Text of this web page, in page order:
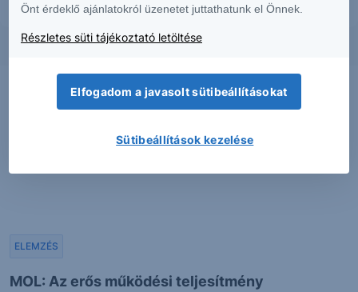
MOL: Az erős működési teljesítmény
ELEMZÉS
Önt érdeklő ajánlatokról üzenetet juttathatunk el Önnek.
Részletes süti tájékoztató letöltése
Elfogadom a javasolt sütibeállításokat
Sütibeállítások kezelése